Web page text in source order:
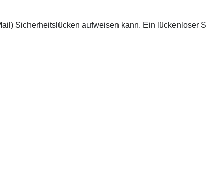
Sicherheitslücken aufweisen kann. Ein lückenloser